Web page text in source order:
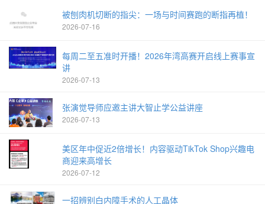
被刨肉机切断的指尖：一场与时间赛跑的断指再植！
2026-07-16
每周二至五准时开播！2026年湾高赛开启线上赛事宣
讲
2026-07-13
张演觉导师应邀主讲大智止学公益讲座
2026-07-13
美区年中促近2倍增长！内容驱动TikTok Shop兴趣电
商迎来高增长
2026-07-12
一招辨别白内障手术的人工晶体